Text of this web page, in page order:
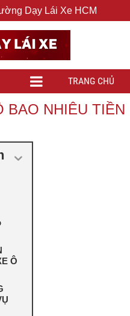
Dạy Lái Xe HCM
TRANG CHỦ
BAO NHIÊU TIỀN
Ô